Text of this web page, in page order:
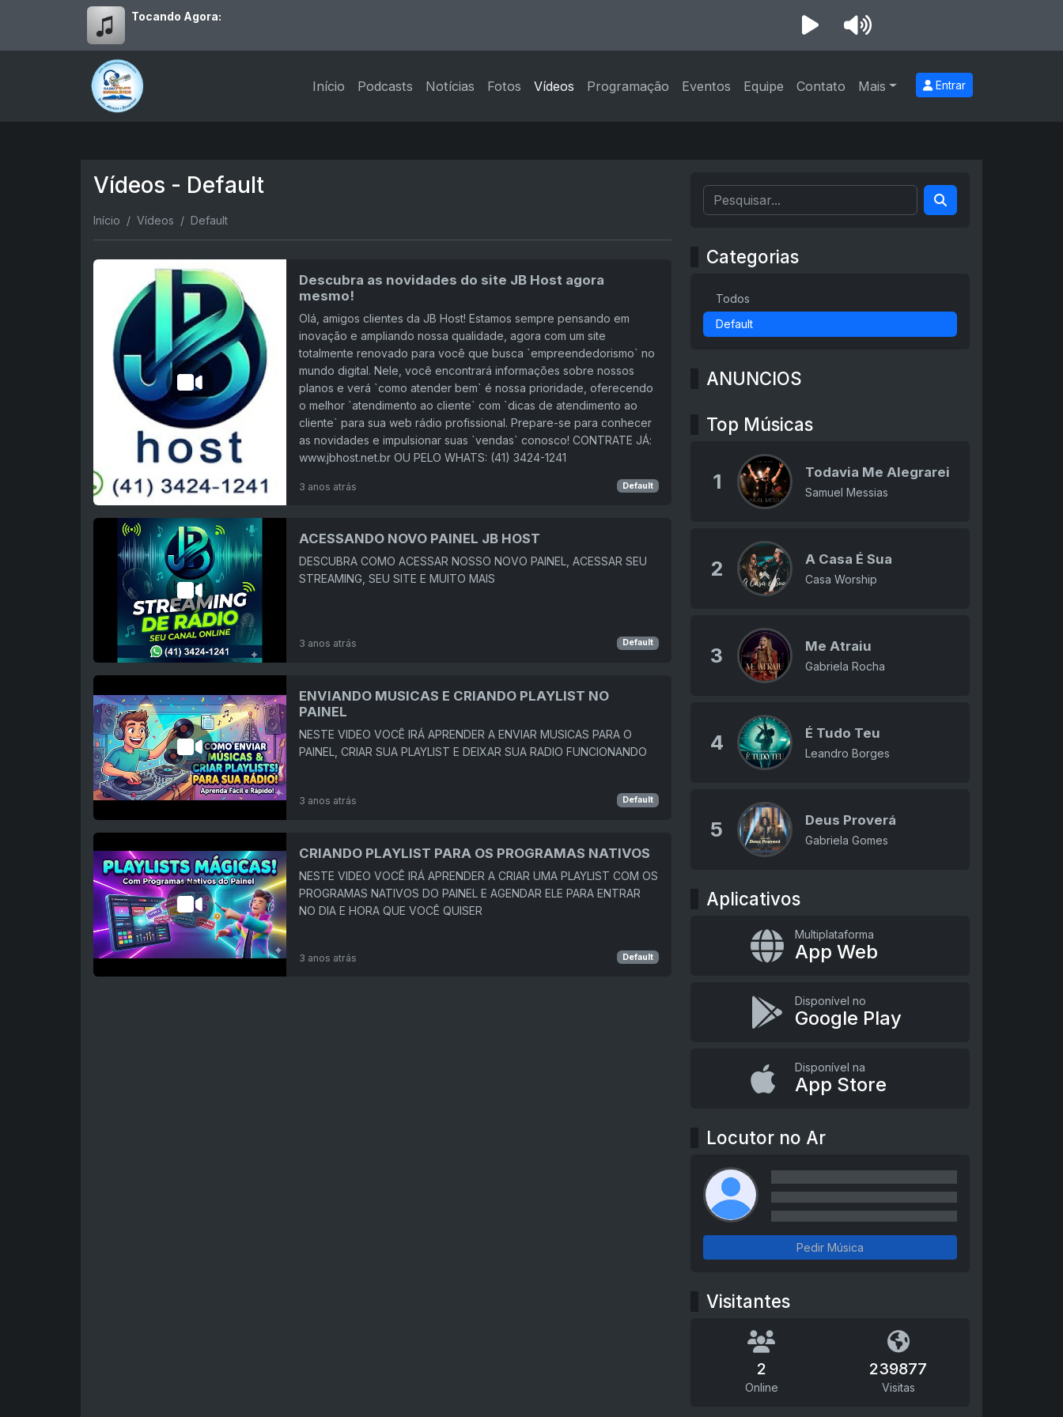
Tocando Agora:
Início Podcasts Notícias Fotos Vídeos Programação Eventos Equipe Contato Mais Entrar
Vídeos - Default
Início Vídeos Default
Descubra as novidades do site JB Host agora
mesmo!
Olá, amigos clientes da JB Host! Estamos sempre pensando em
inovação e ampliando nossa qualidade, agora com um site
totalmente renovado para você que busca `empreendedorismo` no
mundo digital. Nele, você encontrará informações sobre nossos
planos e verá `como atender bem` é nossa prioridade, oferecendo
o melhor `atendimento ao cliente` com `dicas de atendimento ao
cliente` para sua web rádio profissional. Prepare-se para conhecer
as novidades e impulsionar suas `vendas` conosco! CONTRATE JÁ:
www.jbhost.net.br OU PELO WHATS: (41) 3424-1241
3 anos atrás Default
ACESSANDO NOVO PAINEL JB HOST
DESCUBRA COMO ACESSAR NOSSO NOVO PAINEL, ACESSAR SEU
STREAMING, SEU SITE E MUITO MAIS
3 anos atrás Default
ENVIANDO MUSICAS E CRIANDO PLAYLIST NO
PAINEL
NESTE VIDEO VOCÊ IRÁ APRENDER A ENVIAR MUSICAS PARA O
PAINEL, CRIAR SUA PLAYLIST E DEIXAR SUA RADIO FUNCIONANDO
3 anos atrás Default
CRIANDO PLAYLIST PARA OS PROGRAMAS NATIVOS
NESTE VIDEO VOCÊ IRÁ APRENDER A CRIAR UMA PLAYLIST COM OS
PROGRAMAS NATIVOS DO PAINEL E AGENDAR ELE PARA ENTRAR
NO DIA E HORA QUE VOCÊ QUISER
3 anos atrás Default
Categorias
Todos
Default
ANUNCIOS
Top Músicas
1 Todavia Me Alegrarei
Samuel Messias
2 A Casa É Sua
Casa Worship
3 Me Atraiu
Gabriela Rocha
4 É Tudo Teu
Leandro Borges
5 Deus Proverá
Gabriela Gomes
Aplicativos
Multiplataforma
App Web
Disponível no
Google Play
Disponível na
App Store
Locutor no Ar
Pedir Música
Visitantes
2
Online
239877
Visitas